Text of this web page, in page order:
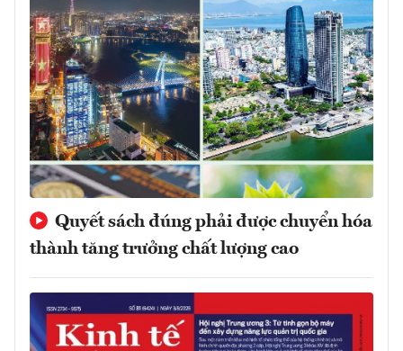
Quyết sách đúng phải được chuyển hóa
thành tăng trưởng chất lượng cao